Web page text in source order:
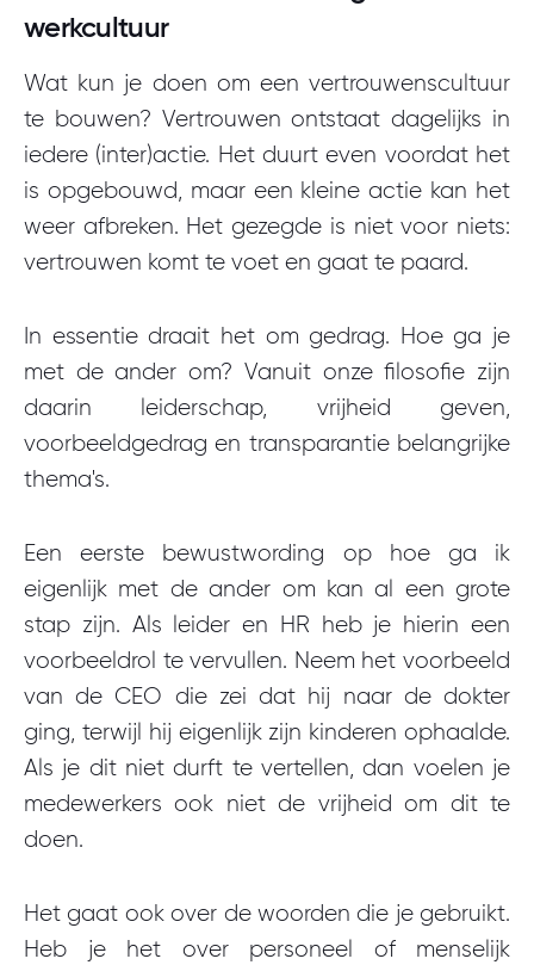
werkcultuur
Wat kun je doen om een vertrouwenscultuur
te bouwen? Vertrouwen ontstaat dagelijks in
iedere (inter)actie. Het duurt even voordat het
is opgebouwd, maar een kleine actie kan het
weer afbreken. Het gezegde is niet voor niets:
vertrouwen komt te voet en gaat te paard.
In essentie draait het om gedrag. Hoe ga je
met de ander om? Vanuit onze filosofie zijn
daarin leiderschap, vrijheid geven,
voorbeeldgedrag en transparantie belangrijke
thema's.
Een eerste bewustwording op hoe ga ik
eigenlijk met de ander om kan al een grote
stap zijn. Als leider en HR heb je hierin een
voorbeeldrol te vervullen. Neem het voorbeeld
van de CEO die zei dat hij naar de dokter
ging, terwijl hij eigenlijk zijn kinderen ophaalde.
Als je dit niet durft te vertellen, dan voelen je
medewerkers ook niet de vrijheid om dit te
doen.
Het gaat ook over de woorden die je gebruikt.
Heb je het over personeel of menselijk